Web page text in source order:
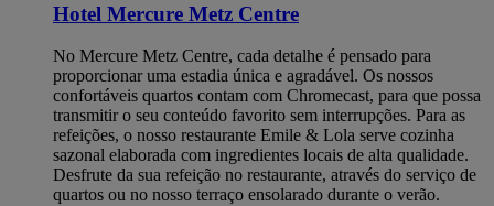
Hotel Mercure Metz Centre
No Mercure Metz Centre, cada detalhe é pensado para
proporcionar uma estadia única e agradável. Os nossos
confortáveis quartos contam com Chromecast, para que possa
transmitir o seu conteúdo favorito sem interrupções. Para as
refeições, o nosso restaurante Emile & Lola serve cozinha
sazonal elaborada com ingredientes locais de alta qualidade.
Desfrute da sua refeição no restaurante, através do serviço de
quartos ou no nosso terraço ensolarado durante o verão.